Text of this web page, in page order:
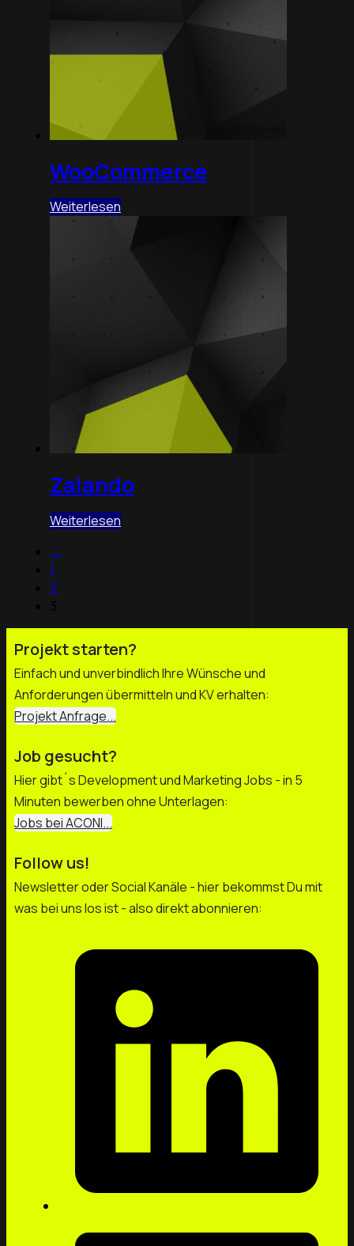
WooCommerce
Weiterlesen
Zalando
Weiterlesen
←
1
2
Projekt starten?
Einfach und unverbindlich Ihre Wünsche und
Anforderungen übermitteln und KV erhalten:
Projekt Anfrage...
Job gesucht?
Hier gibt´s Development und Marketing Jobs - in 5
Minuten bewerben ohne Unterlagen:
Jobs bei ACONI...
Follow us!
Newsletter oder Social Kanäle - hier bekommst Du mit
was bei uns los ist - also direkt abonnieren: